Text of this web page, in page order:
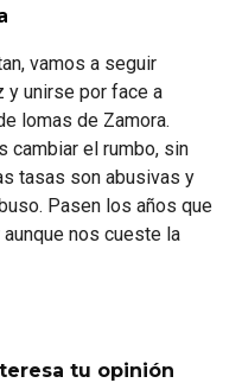
vamos a seguir
y unirse por face a
lomas de Zamora.
cambiar el rumbo, sin
tasas son abusivas y
Pasen los años que
nos cueste la
tu opinión